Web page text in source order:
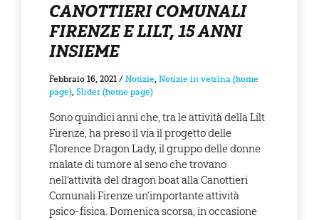
CANOTTIERI COMUNALI
FIRENZE E LILT, 15 ANNI
INSIEME
Febbraio 16, 2021 / Notizie, Notizie in vetrina (home
page), Slider (home page)
Sono quindici anni che, tra le attività della Lilt
Firenze, ha preso il via il progetto delle
Florence Dragon Lady, il gruppo delle donne
malate di tumore al seno che trovano
nell’attività del dragon boat alla Canottieri
Comunali Firenze un’importante attività
psico-fisica. Domenica scorsa, in occasione